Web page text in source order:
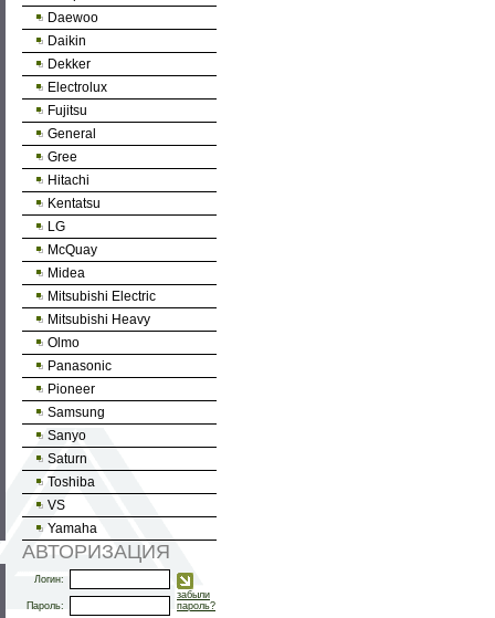
Daewoo
Daikin
Dekker
Electrolux
Fujitsu
General
Gree
Hitachi
Kentatsu
LG
McQuay
Midea
Mitsubishi Electric
Mitsubishi Heavy
Olmo
Panasonic
Pioneer
Samsung
Sanyo
Saturn
Toshiba
VS
Yamaha
АВТОРИЗАЦИЯ
Логин:
Пароль:
забыли
пароль?